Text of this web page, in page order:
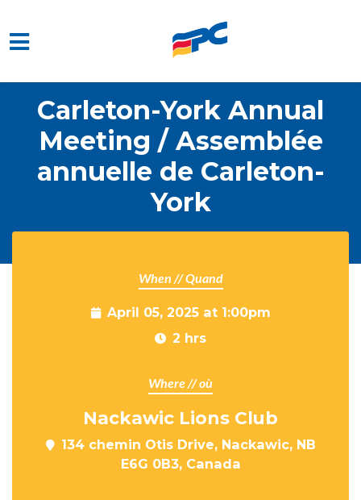
Skip to main content
Carleton-York Annual
Meeting / Assemblée
annuelle de Carleton-
York
When // Quand
April 05, 2025 at 1:00pm
2 hrs
Where // où
Nackawic Lions Club
134 chemin Otis Drive, Nackawic, NB
E6G 0B3, Canada